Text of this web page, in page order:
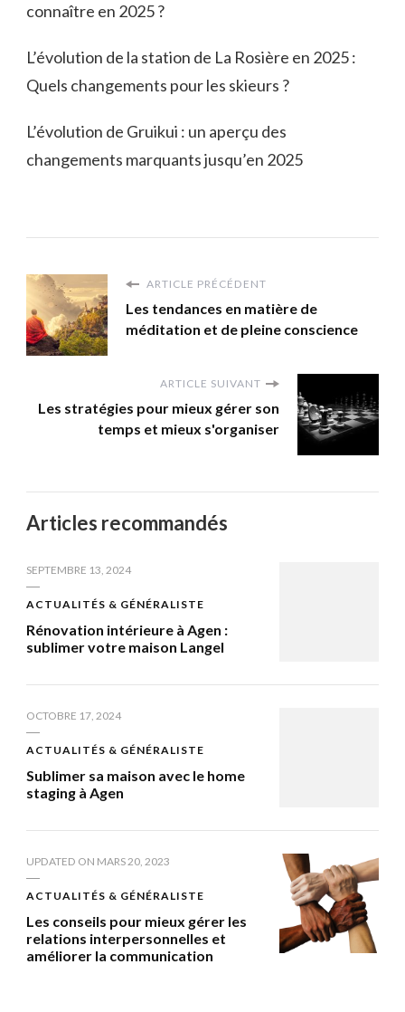
connaître en 2025 ?
L’évolution de la station de La Rosière en 2025 :
Quels changements pour les skieurs ?
L’évolution de Gruikui : un aperçu des
changements marquants jusqu’en 2025
ARTICLE PRÉCÉDENT
Les tendances en matière de
méditation et de pleine conscience
ARTICLE SUIVANT
Les stratégies pour mieux gérer son
temps et mieux s'organiser
Articles recommandés
SEPTEMBRE 13, 2024
ACTUALITÉS & GÉNÉRALISTE
Rénovation intérieure à Agen :
sublimer votre maison Langel
OCTOBRE 17, 2024
ACTUALITÉS & GÉNÉRALISTE
Sublimer sa maison avec le home
staging à Agen
UPDATED ON MARS 20, 2023
ACTUALITÉS & GÉNÉRALISTE
Les conseils pour mieux gérer les
relations interpersonnelles et
améliorer la communication